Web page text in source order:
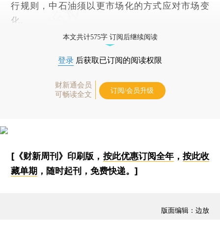
行规则，中石油须以更市场化的方式应对市场变
化。
本文共计575字 订阅后继续阅读
登录 后获取已订阅的阅读权限
财新通会员
可畅读全文
订阅/会员升级
[《财新周刊》印刷版， 按此优惠订阅全年， 按此收
藏单期 ，随时起刊，免费快递。]
版面编辑：边放